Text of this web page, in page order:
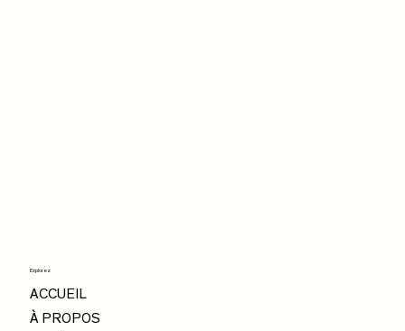
Explorez
ACCUEIL
À PROPOS